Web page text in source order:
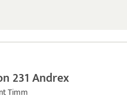
231 Andrex
Timm